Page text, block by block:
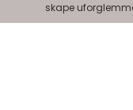
skape